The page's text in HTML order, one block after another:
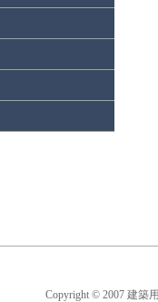
Copyright © 2007 建築